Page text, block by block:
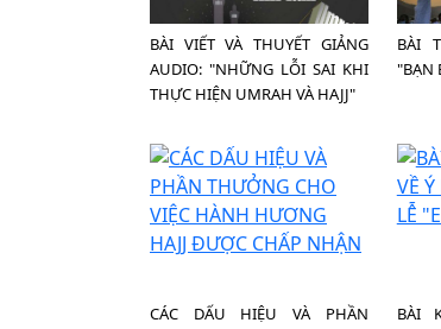
BÀI VIẾT VÀ THUYẾT GIẢNG
AUDIO: "NHỮNG LỖI SAI KHI
THỰC HIỆN UMRAH VÀ HAJJ"
BÀI
"BẠN
CÁC DẤU HIỆU VÀ PHẦN
BÀI